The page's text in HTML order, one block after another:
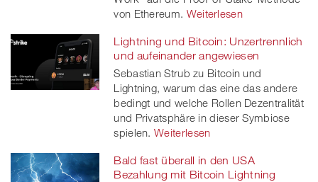
von Ethereum. Weiterlesen
Lightning und Bitcoin: Unzertrennlich
und aufeinander angewiesen
Sebastian Strub zu Bitcoin und
Lightning, warum das eine das andere
bedingt und welche Rollen Dezentralität
und Privatsphäre in dieser Symbiose
spielen. Weiterlesen
Bald fast überall in den USA
Bezahlung mit Bitcoin Lightning